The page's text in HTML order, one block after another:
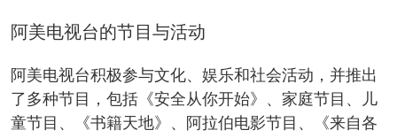
阿美电视台的节目与活动
阿美电视台积极参与文化、娱乐和社会活动，并推出
了多种节目，包括《安全从你开始》、家庭节目、儿
童节目、《书籍天地》、阿拉伯电影节目、《来自各